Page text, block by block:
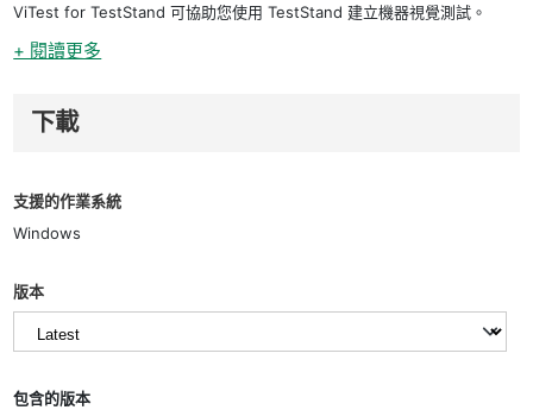
ViTest for TestStand 可協助您使用 TestStand 建立機器視覺測試。
+ 閱讀更多
下載
支援的作業系統
Windows
版本
包含的版本